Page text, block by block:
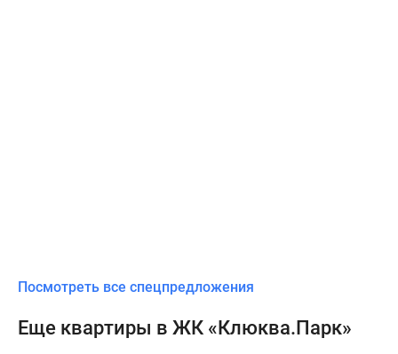
Посмотреть все спецпредложения
Еще квартиры в ЖК «Клюква.Парк»